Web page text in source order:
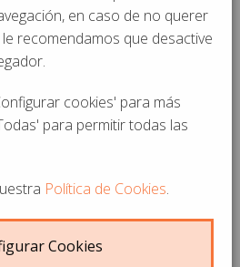
11-06-2026
en caso de no querer
recomendamos que desactive
cookies' para más
para permitir todas las
Política de Cookies.
Cookies